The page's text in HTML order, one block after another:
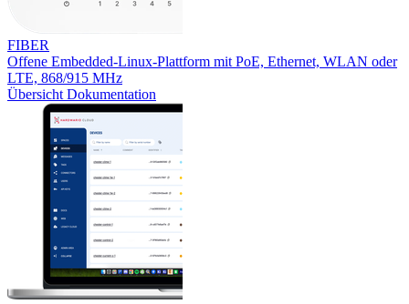
FIBER
Offene Embedded-Linux-Plattform mit PoE, Ethernet, WLAN oder
LTE, 868/915 MHz
Übersicht Dokumentation